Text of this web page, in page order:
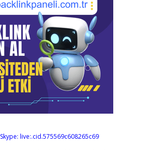
Skype: live:.cid.575569c608265c69